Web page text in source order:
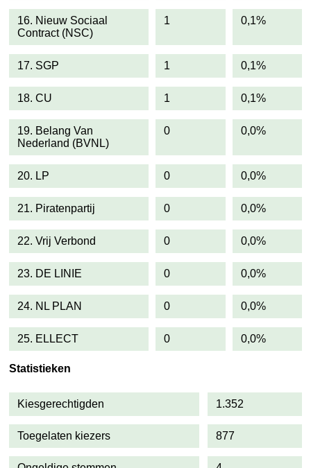
16. Nieuw Sociaal
Contract (NSC)
1 0,1%
17. SGP 1 0,1%
18. CU 1 0,1%
19. Belang Van
Nederland (BVNL)
0 0,0%
20. LP 0 0,0%
21. Piratenpartij 0 0,0%
22. Vrij Verbond 0 0,0%
23. DE LINIE 0 0,0%
24. NL PLAN 0 0,0%
25. ELLECT 0 0,0%
Statistieken
Kiesgerechtigden 1.352
Toegelaten kiezers 877